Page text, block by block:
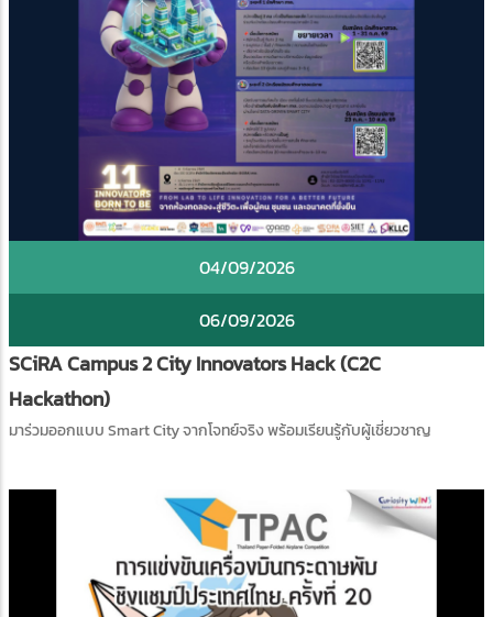
04/09/2026
06/09/2026
SCiRA Campus 2 City Innovators Hack (C2C
Hackathon)
มาร่วมออกแบบ Smart City จากโจทย์จริง พร้อมเรียนรู้กับผู้เชี่ยวชาญ